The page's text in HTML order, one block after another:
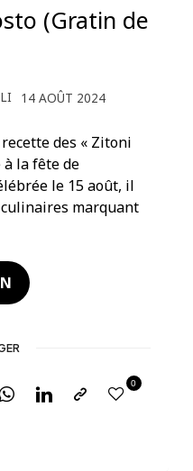
(Gratin de
14 AOÛT 2024
des « Zitoni
à la fête de
le 15 août, il
marquant
0